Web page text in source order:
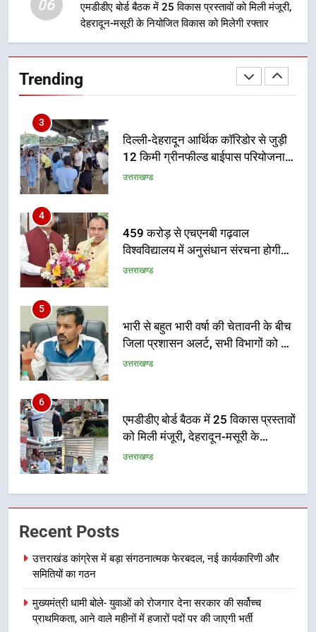
06
एमडीडीए बोर्ड बैठक में 25 विकास प्रस्तावों को मिली मंजूरी,
देहरादून-मसूरी के नियोजित विकास को मिलेगी रफ्तार
Trending
मुख्यमंत्री धामी बोले- युवाओं को रोजगार
देना सरकार की सर्वोच्च प्राथमिकता, आने
वाले महीनों में हजारों पदों पर की जाएगी
3
दिल्ली-देहरादून आर्थिक कॉरिडोर से जुड़ी
12 किमी ग्रीनफील्ड बाईपास परियोजना
का डीएम ने किया निरीक्षण; समयबद्ध एवं
नहींः डीएम
उत्तराखण्ड
4
459 करोड़ से एचएनबी गढ़वाल
विश्वविद्यालय में अनुसंधान संरचना होगी
सुदृढ
उत्तराखण्ड
5
भारी से बहुत भारी वर्षा की चेतावनी के बीच
जिला प्रशासन अलर्ट, सभी विभागों को हाई
अलर्ट पर रहने के निर्देश
उत्तराखण्ड
6
एमडीडीए बोर्ड बैठक में 25 विकास प्रस्तावों
को मिली मंजूरी, देहरादून-मसूरी के
नियोजित विकास को मिलेगी रफ्तार
उत्तराखण्ड
7
मुख्यमंत्री पुष्कर सिंह धामी के दिशा-निर्देशों
उत्तराखण्ड
बैरागीवाला हत्याकांड के फरार चल रहे
अभियुक्त को दून पुलिस ने हरिद्वार से किया
Recent Posts
उत्तराखंड कांग्रेस में बड़ा संगठनात्मक फेरबदल, नई कार्यकारिणी और
समितियों का गठन
मुख्यमंत्री धामी बोले- युवाओं को रोजगार देना सरकार की सर्वोच्च
प्राथमिकता, आने वाले महीनों में हजारों पदों पर की जाएगी भर्ती